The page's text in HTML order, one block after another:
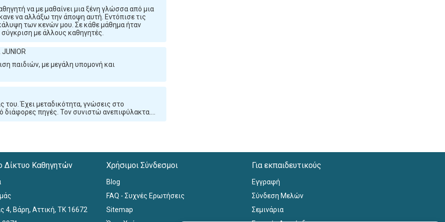
να με μαθαίνει μια ξένη γλώσσα από μια
να αλλάξω την άποψη αυτή. Εντόπισε τις
των κενών μου. Σε κάθε μάθημα ήταν
με άλλους καθηγητές.
παιδιών, με μεγάλη υπομονή και
του. Έχει μεταδικότητα, γνώσεις στο
διάφορες πηγές. Τον συνιστώ ανεπιφύλακτα....
Δίκτυο Καθηγητών
4, Βάρη, Αττική, ΤΚ 16672
Χρήσιμοι Σύνδεσμοι
Blog
FAQ - Συχνές Ερωτήσεις
Sitemap
Για εκπαιδευτικούς
Εγγραφή
Σύνδεση Μελών
Σεμινάρια